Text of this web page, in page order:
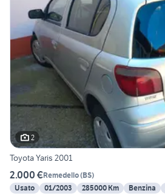
2
Toyota Yaris 2001
2.000 €Remedello(BS)
Usato
01/2003 285000 Km Benzina